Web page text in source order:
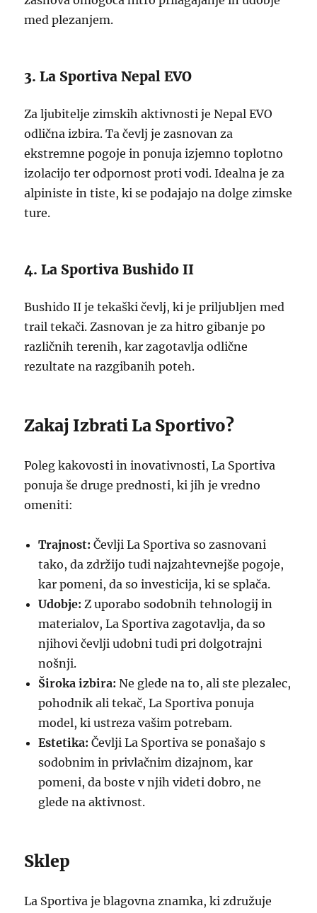
med plezanjem.
3. La Sportiva Nepal EVO
Za ljubitelje zimskih aktivnosti je Nepal EVO
odlična izbira. Ta čevlj je zasnovan za
ekstremne pogoje in ponuja izjemno toplotno
izolacijo ter odpornost proti vodi. Idealna je za
alpiniste in tiste, ki se podajajo na dolge zimske
ture.
4. La Sportiva Bushido II
Bushido II je tekaški čevlj, ki je priljubljen med
trail tekači. Zasnovan je za hitro gibanje po
različnih terenih, kar zagotavlja odlične
rezultate na razgibanih poteh.
Zakaj Izbrati La Sportivo?
Poleg kakovosti in inovativnosti, La Sportiva
ponuja še druge prednosti, ki jih je vredno
omeniti:
Trajnost: Čevlji La Sportiva so zasnovani
tako, da zdržijo tudi najzahtevnejše pogoje,
kar pomeni, da so investicija, ki se splača.
Udobje: Z uporabo sodobnih tehnologij in
materialov, La Sportiva zagotavlja, da so
njihovi čevlji udobni tudi pri dolgotrajni
nošnji.
Široka izbira: Ne glede na to, ali ste plezalec,
pohodnik ali tekač, La Sportiva ponuja
model, ki ustreza vašim potrebam.
Estetika: Čevlji La Sportiva se ponašajo s
sodobnim in privlačnim dizajnom, kar
pomeni, da boste v njih videti dobro, ne
glede na aktivnost.
Sklep
La Sportiva je blagovna znamka, ki združuje